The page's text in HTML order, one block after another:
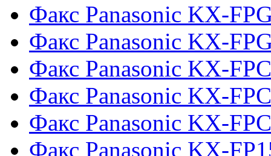
Факс Panasonic KX-
Факс Panasonic KX-
Факс Panasonic KX-
Факс Panasonic KX-
Факс Panasonic KX-
Факс Panasonic KX-